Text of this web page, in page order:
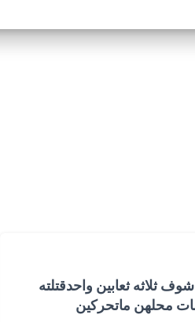
ثلاثه ثعابين واحدقتلته
محلهن ماتحركين